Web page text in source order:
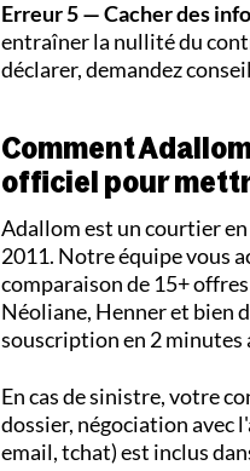
Erreur 5 — Cacher des
entraîner la nullité du
déclarer, demandez
Comment
officiel pour
Adallom est un courtier
2011. Notre équipe vous
comparaison de 15+
Néoliane, Henner et bien
souscription en 2
En cas de sinistre, votre
dossier, négociation avec
email, tchat) est inclus